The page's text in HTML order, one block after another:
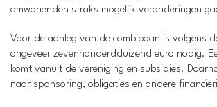
omwonenden straks mogelijk veranderingen
Voor de aanleg van de combibaan is volgens
ongeveer zevenhonderdduizend euro nodig.
komt vanuit de vereniging en subsidies.
naar sponsoring, obligaties en andere